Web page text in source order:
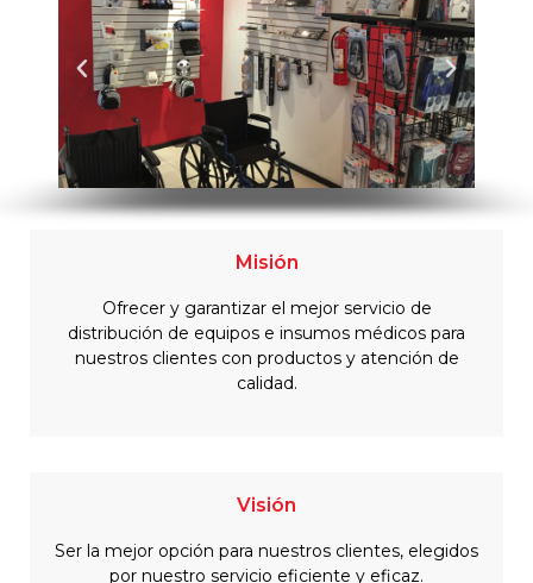
Misión
Ofrecer y garantizar el mejor servicio de
distribución de equipos e insumos médicos para
nuestros clientes con productos y atención de
calidad.
Visión
Ser la mejor opción para nuestros clientes, elegidos
por nuestro servicio eficiente y eficaz.